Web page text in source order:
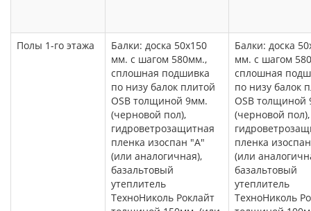
Полы 1-го этажа
Балки: доска 50х150
мм. с шагом 580мм.,
сплошная подшивка
по низу балок плитой
OSB толщиной 9мм.
(черновой пол),
гидроветрозащитная
пленка изоспан "А"
(или аналогичная),
базальтовый
утеплитель
ТехноНиколь Роклайт
Балки: доска
мм. с шагом
сплошная
по низу балок
OSB толщиной
(черновой пол),
пленка
(или
базальтовый
утеплитель
ТехноНиколь